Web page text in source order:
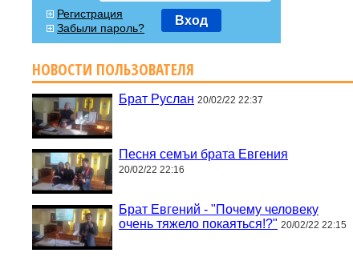
Регистрация
Забыли пароль?
Вход
НОВОСТИ ПОЛЬЗОВАТЕЛЯ
Брат Руслан 20/02/22 22:37
Песня семъи брата Евгения
20/02/22 22:16
Брат Евгений - "Почему человеку
очень тяжело покаяться!?" 20/02/22 22:15